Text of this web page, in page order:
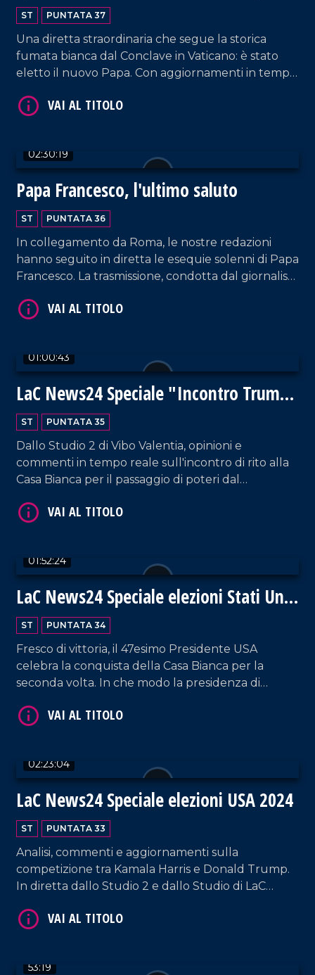
ST PUNTATA 37
Una diretta straordinaria che segue la storica
fumata bianca dal Conclave in Vaticano: è stato
eletto il nuovo Papa. Con aggiornamenti in tempo
grande rilevanza per la Chiesa e per il mondo
02:30:19
Papa Francesco, l'ultimo saluto
ST PUNTATA 36
In collegamento da Roma, le nostre redazioni
hanno seguito in diretta le esequie solenni di Papa
Francesco. La trasmissione, condotta dal giornalista
direttore delle testate Franco Laratta, insieme a
collegamenti Skype, immagini in tempo reale da
Piazza San Pietro e dalla Basilica Papale di Santa
Maria Maggiore, uniti ad autorevoli contributi volti
a riflettere sulla figura e sull'eredità spirituale del
Pontefice.
01:00:43
LaC News24 Speciale "Incontro Trump-
Biden"
ST PUNTATA 35
Dallo Studio 2 di Vibo Valentia, opinioni e
commenti in tempo reale sull'incontro di rito alla
Casa Bianca per il passaggio di poteri dal
presidenza di Donald Trump.
01:52:24
LaC News24 Speciale elezioni Stati Uniti
d'America 2024
ST PUNTATA 34
Fresco di vittoria, il 47esimo Presidente USA
celebra la conquista della Casa Bianca per la
seconda volta. In che modo la presidenza di
economiche di tutto il mondo? Parola agli
02:23:04
LaC News24 Speciale elezioni USA 2024
ST PUNTATA 33
Analisi, commenti e aggiornamenti sulla
competizione tra Kamala Harris e Donald Trump.
In diretta dallo Studio 2 e dallo Studio di LaC
metaforica fra le Nazioni - la parola passa agli
vittoria dell'una o dell'altro.
53:19
VAI AL TITOLO
VAI AL TITOLO
VAI AL TITOLO
VAI AL TITOLO
VAI AL TITOLO
VAI AL TITOLO